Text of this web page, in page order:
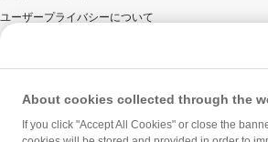
ユーザープライバシーについて
ウェブサイト利用規約
反社会的勢力に対する方針
勧誘方針
About cookies collected through the
If you click "Accept All Cookies" or close the